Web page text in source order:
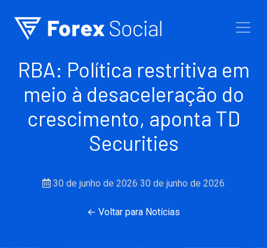
RBA: Política restritiva em
meio à desaceleração do
crescimento, aponta TD
Securities
30 de junho de 2026 30 de junho de 2026
← Voltar para Notícias